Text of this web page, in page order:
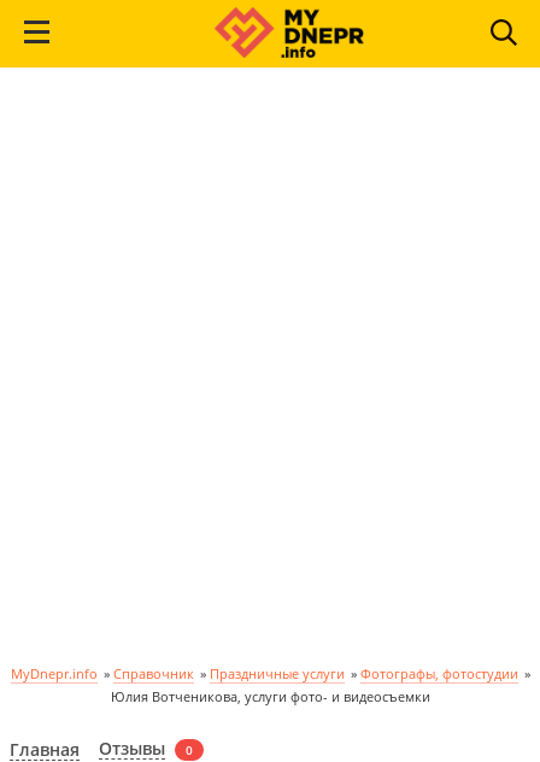
MyDnepr.info » Справочник » Праздничные услуги » Фотографы, фотостудии »
Юлия Вотченикова, услуги фото- и видеосъемки
Главная Отзывы 0